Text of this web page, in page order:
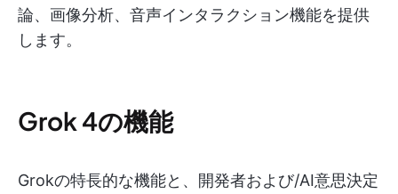
論、画像分析、音声インタラクション機能を提供
します。
Grok 4の機能
Grokの特長的な機能と、開発者および/AI意思決定